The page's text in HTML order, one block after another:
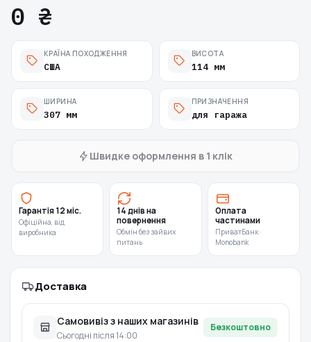
0 ₴
КРАЇНА ПОХОДЖЕННЯ
США
ВИСОТА
114 мм
ШИРИНА
307 мм
ПРИЗНАЧЕННЯ
для гаража
Швидке оформлення в 1 клік
Гарантія 12 міс.
Офіційна, від
виробника
14 днів на
повернення
Обмін без зайвих
питань
Оплата
частинами
ПриватБанк ·
Monobank
Доставка
Самовивіз з наших магазинів
Сьогодні після 14:00
Безкоштовно